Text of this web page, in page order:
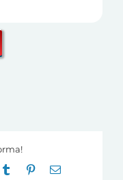
Tumblr Pinterest
E-